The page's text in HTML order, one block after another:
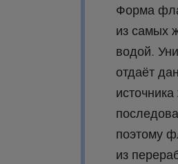
Форма
из самых
водой.
отдаёт
источника
поэтому
из